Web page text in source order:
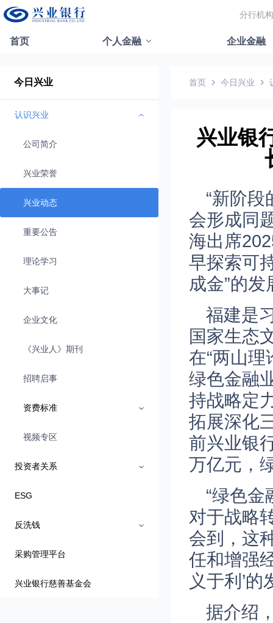
分行机构
首页 个人金融 企业金融
今日兴业
认识兴业
公司简介
兴业荣誉
兴业动态
重要公告
理论学习
大事记
企业文化
《兴业人》期刊
招聘启事
资费标准
视频专区
投资者关系
ESG
反洗钱
采购管理平台
兴业银行慈善基金会
首页 今日兴业
兴业银
“新阶
会形成同
海出席
早探索可
成金”的
福建是
国家生态
在“两山
绿色金融
持战略定
拓展深化
前兴业银
万亿元，
“绿色
对于战略
会到，这
任和增强
义于利’
据介绍